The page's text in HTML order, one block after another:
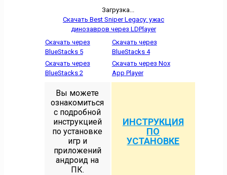
Загрузка...
Скачать Best Sniper Legacy: ужас
динозавров через LDPlayer
Скачать через
BlueStacks 5
Скачать через
BlueStacks 4
Скачать через
BlueStacks 2
Скачать через Nox
App Player
Вы можете
ознакомиться
с подробной
инструкцией
по установке
игр и
приложений
андроид на
ПК.
ИНСТРУКЦИЯ
ПО
УСТАНОВКЕ